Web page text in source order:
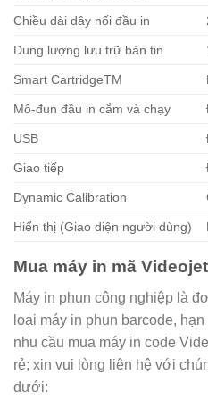
Chiều dài dây nối đầu in
Dung lượng lưu trữ bản tin
Smart CartridgeTM
Mô-đun đầu in cắm và chạy
USB
Giao tiếp
Dynamic Calibration
Hiển thị (Giao diện người dùng)
Mua máy in mã
Máy in phun công nghiệp là
loại máy in phun barcode,
nhu cầu mua máy in code
rẻ; xin vui lòng liên hệ với
dưới: